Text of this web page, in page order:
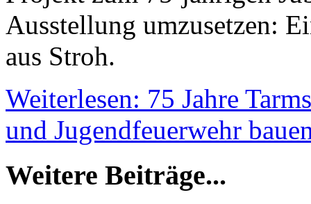
Ausstellung umzusetzen:
aus Stroh.
Weiterlesen: 75 Jahre
und Jugendfeuerwehr
Weitere Beiträge...